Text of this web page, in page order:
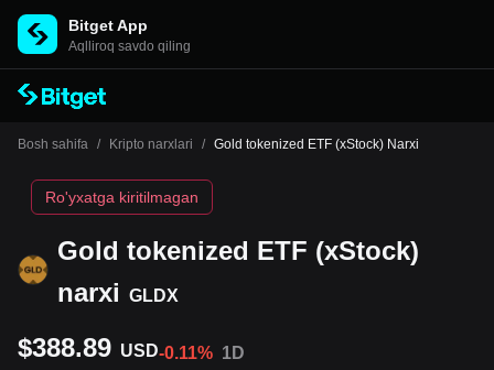
Bitget App
Aqlliroq savdo qiling
Bosh sahifa / Kripto narxlari / Gold tokenized ETF (xStock) Narxi
Gold tokenized ETF (xStock)
narxi GLDX
Ro'yxatga kiritilmagan
$388.89 USD-0.11% 1D